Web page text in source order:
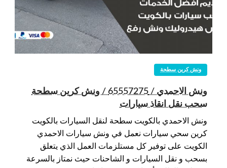
ونش كرين سطحة
ونش الاحمدي / 65557275 / ونش كرين سطحة
سحب نقل انقاذ سيارات
ونش الاحمدي بالكويت سطحة لنقل السيارات بالكويت
كرين سحي سيارات نعمل في ونش سيارات الاحمدي
الكويت على توفير كل مستلزمات العمل الذي يتعلق
بسحب و نقل السيارات و الشاحنات حيث نمتاز بالسرعة